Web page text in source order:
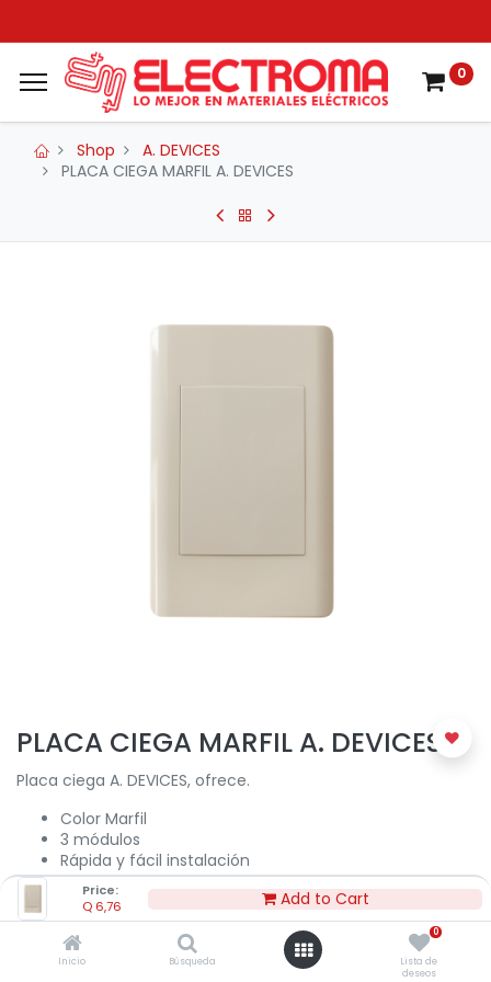
Price:
Q 6,76 Add to Cart
Inicio Búsqueda
0
Lista de
deseos
0
Shop
A. DEVICES
PLACA CIEGA MARFIL A. DEVICES
PLACA CIEGA MARFIL A. DEVICES
Placa ciega A. DEVICES, ofrece.
Color Marfil
3 módulos
Rápida y fácil instalación
Seguros: no propagadores de llama, Diseños
modernos que se adaptan a cualquier ambiente
6,76